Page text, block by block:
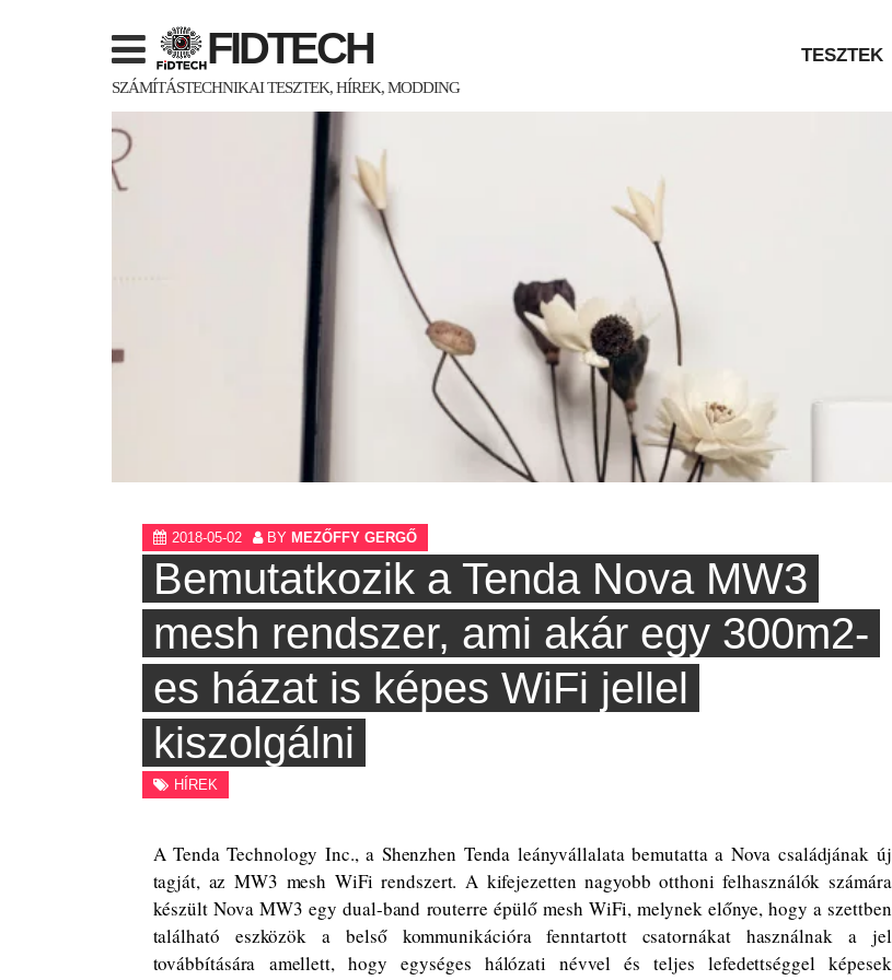
FIDTECH
SZÁMÍTÁSTECHNIKAI TESZTEK, HÍREK, MODDING
TESZTEK
2018-05-02 BY MEZŐFFY GERGŐ
Bemutatkozik a Tenda Nova MW3
mesh rendszer, ami akár egy 300m2-
es házat is képes WiFi jellel
kiszolgálni
HÍREK
A Tenda Technology Inc., a Shenzhen Tenda leányvállalata bemutatta a Nova családjának új
tagját, az MW3 mesh WiFi rendszert. A kifejezetten nagyobb otthoni felhasználók számára
készült Nova MW3 egy dual-band routerre épülő mesh WiFi, melynek előnye, hogy a szettben
található eszközök a belső kommunikációra fenntartott csatornákat használnak a jel
továbbítására amellett, hogy egységes hálózati névvel és teljes lefedettséggel képesek